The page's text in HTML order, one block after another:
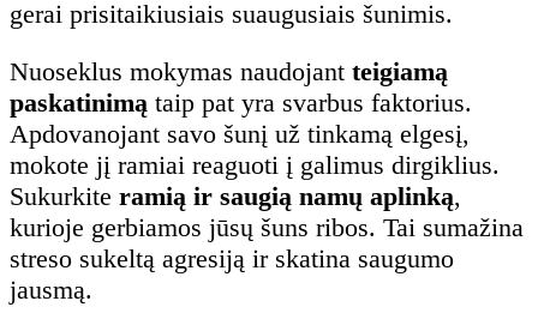
gerai prisitaikiusiais suaugusiais šunimis.
Nuoseklus mokymas naudojant teigiamą
paskatinimą taip pat yra svarbus faktorius.
Apdovanojant savo šunį už tinkamą elgesį,
mokote jį ramiai reaguoti į galimus dirgiklius.
Sukurkite ramią ir saugią namų aplinką,
kurioje gerbiamos jūsų šuns ribos. Tai sumažina
streso sukeltą agresiją ir skatina saugumo
jausmą.